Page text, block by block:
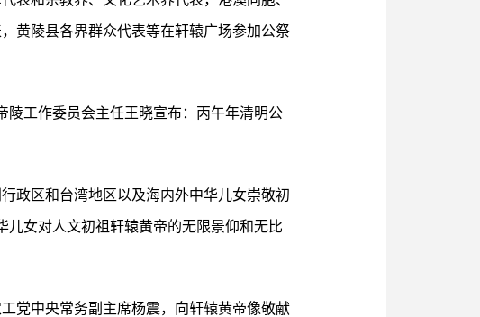
黄陵县各界群众代表等在轩辕广场参加公祭
陵工作委员会主任王晓宣布：丙午年清明公
政区和台湾地区以及海内外中华儿女崇敬初
女对人文初祖轩辕黄帝的无限景仰和无比
党中央常务副主席杨震，向轩辕黄帝像敬献